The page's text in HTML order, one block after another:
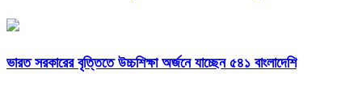
ভারত সরকারের বৃত্তিতে উচ্চশিক্ষা অর্জনে যাচ্ছেন ৫৪১ বাংলাদেশি